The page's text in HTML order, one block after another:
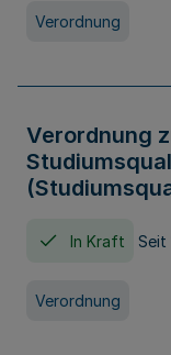
Verordnung
Verordnung
In Kraft Seit
Verordnung